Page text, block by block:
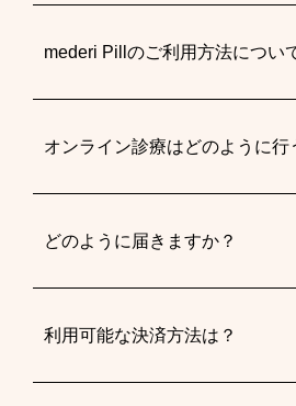
mederi Pillのご利用方法につい
オンライン診療はどのように行
どのように届きますか？
利用可能な決済方法は？